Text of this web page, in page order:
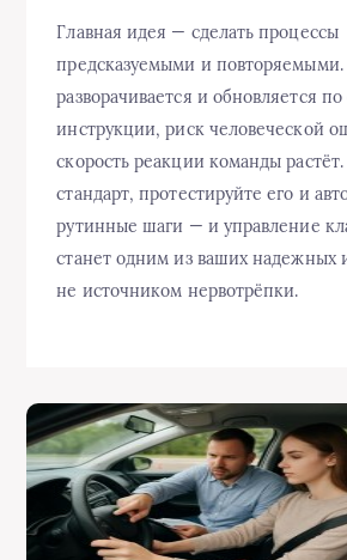
Главная идея — сделать процессы
предсказуемыми и повторяемыми.
разворачивается и обновляется
инструкции, риск человеческой
скорость реакции команды
стандарт, протестируйте его и
рутинные шаги — и управление
станет одним из ваших надежных
не источником нервотрёпки.